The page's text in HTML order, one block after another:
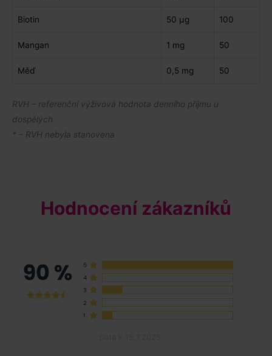
Biotin 50 μg 100
Mangan 1 mg 50
Měď 0,5 mg 50
RVH – referenční výživová hodnota denního příjmu u
dospělých
* – RVH nebyla stanovena
Hodnocení zákazníků